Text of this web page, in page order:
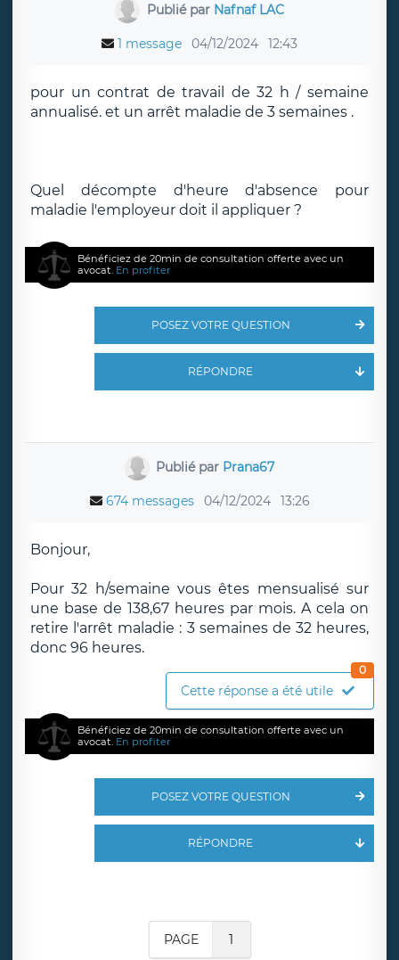
Publié par Nafnaf LAC
1 message 04/12/2024 12:43
pour un contrat de travail de 32 h / semaine
annualisé. et un arrêt maladie de 3 semaines .
Quel décompte d'heure d'absence pour
maladie l'employeur doit il appliquer ?
Bénéficiez de 20min de consultation offerte avec un
avocat. En profiter
POSEZ VOTRE QUESTION
RÉPONDRE
Publié par Prana67
674 messages 04/12/2024 13:26
Bonjour,
Pour 32 h/semaine vous êtes mensualisé sur
une base de 138,67 heures par mois. A cela on
retire l'arrêt maladie : 3 semaines de 32 heures,
donc 96 heures.
Cette réponse a été utile
0
Bénéficiez de 20min de consultation offerte avec un
avocat. En profiter
POSEZ VOTRE QUESTION
RÉPONDRE
PAGE 1